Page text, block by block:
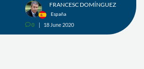
FRANCESC DOMÍNGUEZ
España
v0 18 June 2020